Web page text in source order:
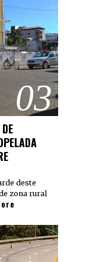
03
deste
zona rural